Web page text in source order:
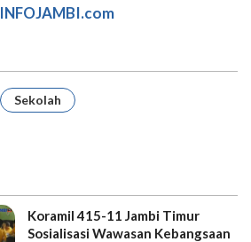
INFOJAMBI.com
Sekolah
Koramil 415-11 Jambi Timur
Sosialisasi Wawasan Kebangsaan